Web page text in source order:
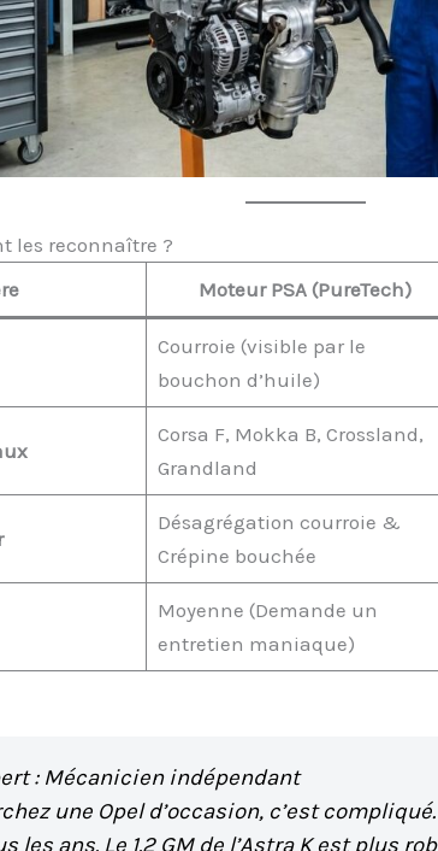
les reconnaître ?
Moteur PSA (PureTech)
Courroie (visible par le
bouchon d’huile)
Corsa F, Mokka B, Crossland,
Grandland
Désagrégation courroie &
Crépine bouchée
Moyenne (Demande un
entretien maniaque)
: Mécanicien indépendant
une Opel d’occasion, c’est
les ans. Le 1.2 GM de l’Astra K est plus